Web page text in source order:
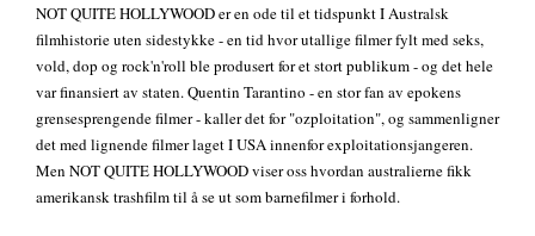
NOT QUITE HOLLYWOOD er en ode til et tidspunkt I Australsk
filmhistorie uten sidestykke - en tid hvor utallige filmer fylt med seks,
vold, dop og rock'n'roll ble produsert for et stort publikum - og det hele
var finansiert av staten. Quentin Tarantino - en stor fan av epokens
grensesprengende filmer - kaller det for "ozploitation", og sammenligner
det med lignende filmer laget I USA innenfor exploitationsjangeren.
Men NOT QUITE HOLLYWOOD viser oss hvordan australierne fikk
amerikansk trashfilm til å se ut som barnefilmer i forhold.